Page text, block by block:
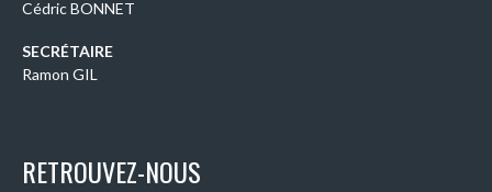
Cédric BONNET
SECRÉTAIRE
Ramon GIL
RETROUVEZ-NOUS